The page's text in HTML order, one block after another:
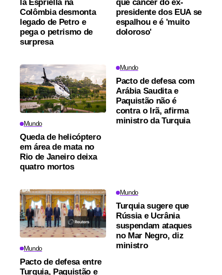
la Espriella na
Colômbia desmonta
legado de Petro e
pega o petrismo de
surpresa
que câncer do ex-
presidente dos EUA se
espalhou e é 'muito
doloroso'
Mundo
Queda de helicóptero
em área de mata no
Rio de Janeiro deixa
quatro mortos
Mundo
Pacto de defesa com
Arábia Saudita e
Paquistão não é
contra o Irã, afirma
ministro da Turquia
Mundo
Pacto de defesa entre
Turquia, Paquistão e
Mundo
Turquia sugere que
Rússia e Ucrânia
suspendam ataques
no Mar Negro, diz
ministro